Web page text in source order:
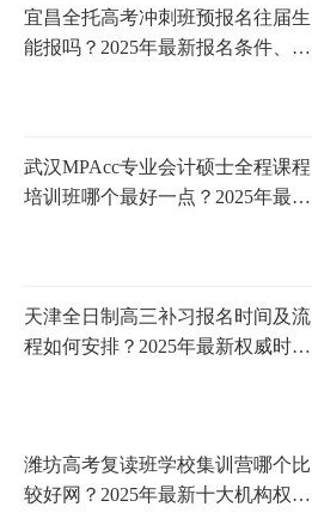
宜昌全托高考冲刺班预报名往届生
能报吗？2025年最新报名条件、所
武汉MPAcc专业会计硕士全程课程
培训班哪个最好一点？2025年最新
天津全日制高三补习报名时间及流
程如何安排？2025年最新权威时间
潍坊高考复读班学校集训营哪个比
较好网？2025年最新十大机构权威